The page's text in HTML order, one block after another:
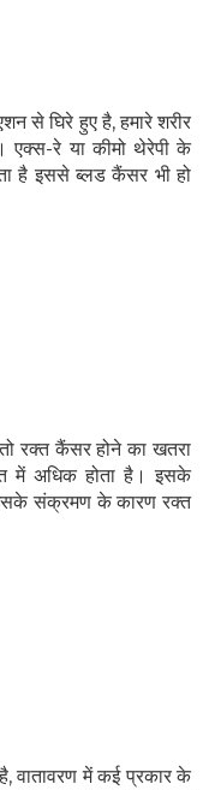
से घिरे हुए है, हमारे शरीर
एक्स-रे या कीमो थेरेपी के
है इससे ब्लड कैंसर भी हो
रक्त कैंसर होने का खतरा
में अधिक होता है। इसके
इसके संक्रमण के कारण रक्त
वातावरण में कई प्रकार के